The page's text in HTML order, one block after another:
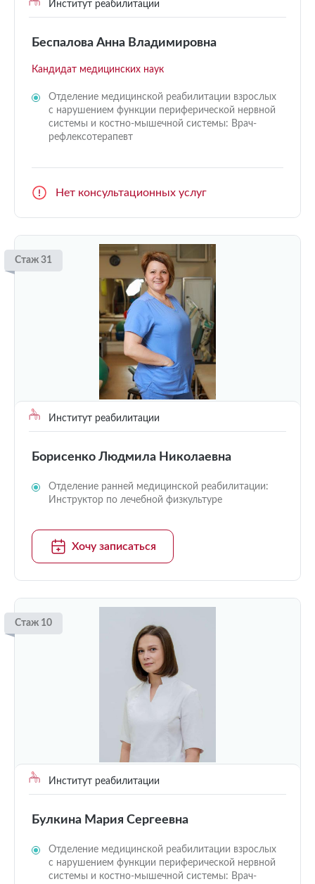
Институт реабилитации
Беспалова Анна Владимировна
Кандидат медицинских наук
Отделение медицинской реабилитации взрослых
с нарушением функции периферической нервной
системы и костно-мышечной системы: Врач-
рефлексотерапевт
Нет консультационных услуг
Стаж 31
Институт реабилитации
Борисенко Людмила Николаевна
Отделение ранней медицинской реабилитации:
Инструктор по лечебной физкультуре
Хочу записаться
Стаж 10
Институт реабилитации
Булкина Мария Сергеевна
Отделение медицинской реабилитации взрослых
с нарушением функции периферической нервной
системы и костно-мышечной системы: Врач-